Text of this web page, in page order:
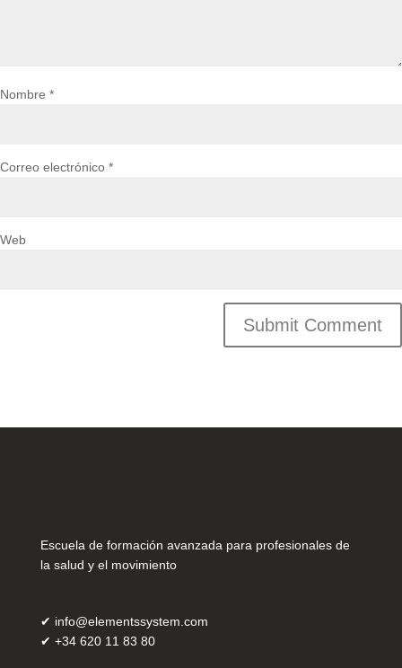
Nombre *
Correo electrónico *
Web
Escuela de formación avanzada para profesionales de
la salud y el movimiento
✔ info@elementssystem.com
✔ +34 620 11 83 80